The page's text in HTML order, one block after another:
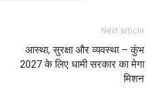
Next article
आस्था, सुरक्षा और व्यवस्था – कुंभ
2027 के लिए धामी सरकार का मेगा
मिशन